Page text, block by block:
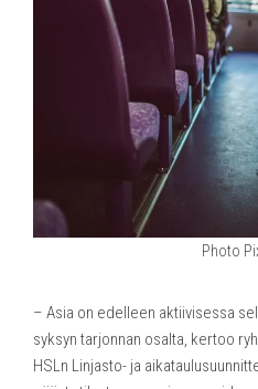
Photo
– Asia on edelleen aktiivisessa
syksyn tarjonnan osalta, kertoo
HSLn Linjasto- ja